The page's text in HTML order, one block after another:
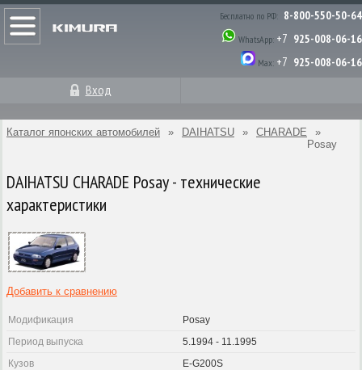
Бесплатно по РФ: 8-800-550-50-64
WhatsApp: +7 925-008-06-16
Max: +7 925-008-06-16
Вход
Каталог японских автомобилей » DAIHATSU » CHARADE
»
Posay
DAIHATSU CHARADE Posay - технические
характеристики
Добавить к сравнению
Модификация
Posay
Период выпуска
5.1994 - 11.1995
Кузов
E-G200S